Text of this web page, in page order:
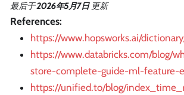
最后于2026年5月7日 更新
References:
https://www.hopsworks.ai/
https://www.databricks.com/blog/
store-complete-guide-ml-feature-
https://unified.to/blog/